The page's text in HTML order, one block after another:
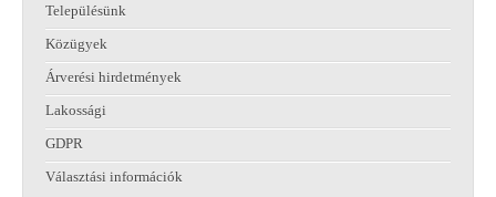
Településünk
Közügyek
Árverési hirdetmények
Lakossági
GDPR
Választási információk